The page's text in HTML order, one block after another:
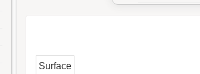
Surface